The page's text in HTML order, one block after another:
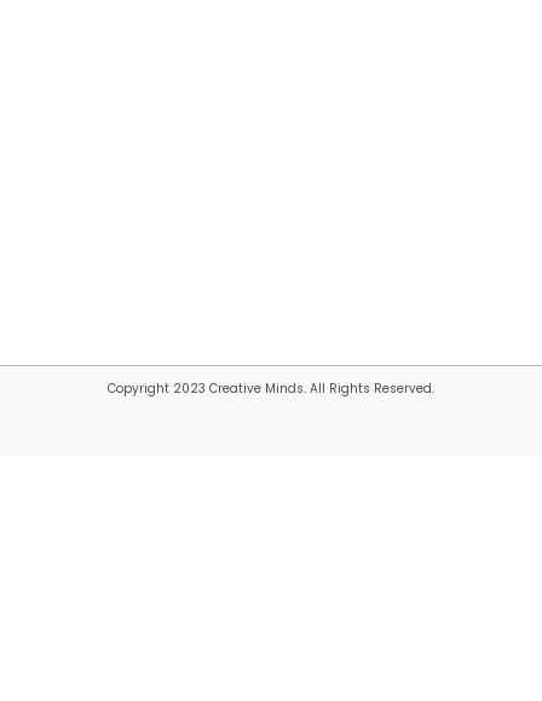
Copyright 2023 Creative Minds. All Rights Reserved.